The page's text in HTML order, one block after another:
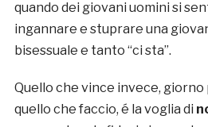
quando dei giovani uomini si
ingannare e stuprare una
bisessuale e tanto “ci sta”.
Quello che vince invece,
quello che faccio, é la voglia di